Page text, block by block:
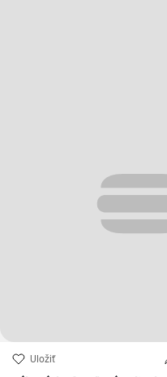
Uložiť